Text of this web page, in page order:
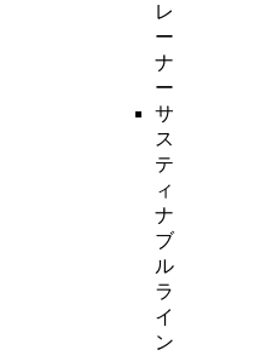
レ
ー
ナ
ー
サ
ス
テ
ィ
ナ
ブ
ル
ラ
イ
ン